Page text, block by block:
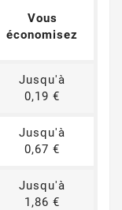
Vous
économisez
Jusqu'à
0,19 €
Jusqu'à
0,67 €
Jusqu'à
1,86 €